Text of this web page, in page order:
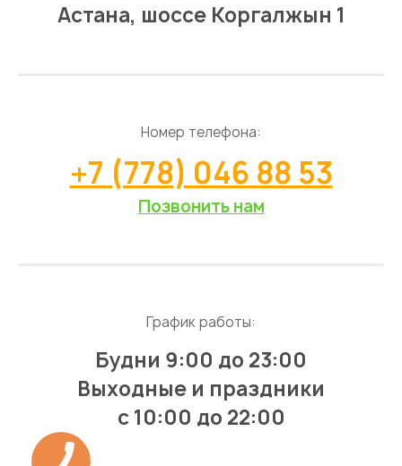
Астана, шоссе Коргалжын 1
Номер телефона:
+7 (778) 046 88 53
Позвонить нам
График работы:
Будни 9:00 до 23:00
Выходные и праздники
с 10:00 до 22:00